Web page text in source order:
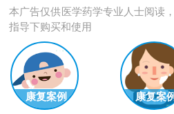
本广告仅供医学药学专业人士阅读
指导下购买和使用
康复案例 康复案例